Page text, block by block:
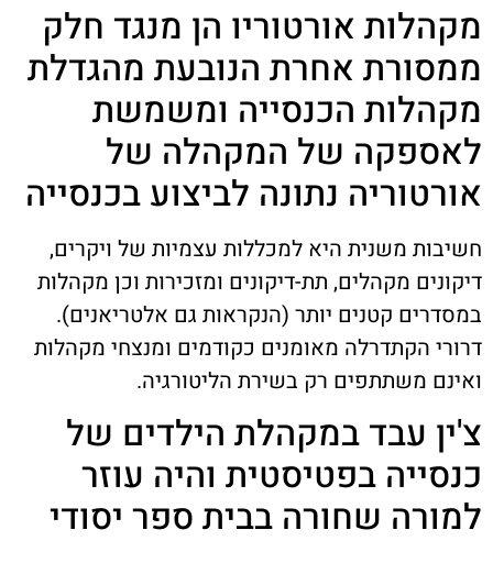
מקהלות אורטוריו הן מנגד חלק
ממסורת אחרת הנובעת מהגדלת
מקהלות הכנסייה ומשמשת
לאספקה של המקהלה של
אורטוריה נתונה לביצוע בכנסייה
חשיבות משנית היא למכללות עצמיות של ויקרים,
דיקונים מקהלים, תת-דיקונים ומזכירות וכן מקהלות
במסדרים קטנים יותר (הנקראות גם אלטריאנים).
דרורי הקתדרלה מאומנים כקודמים ומנצחי מקהלות
ואינם משתתפים רק בשירת הליטורגיה.
צ'ין עבד במקהלת הילדים של
כנסייה בפטיסטית והיה עוזר
למורה שחורה בבית ספר יסודי